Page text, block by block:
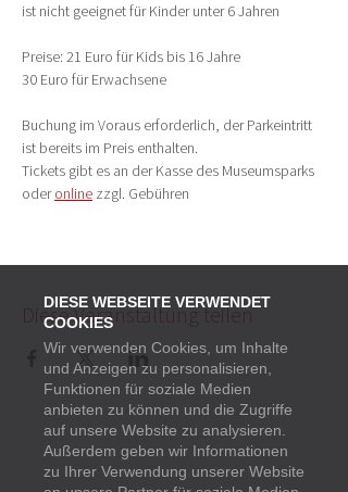
DIESE WEBSEITE VERWENDET
COOKIES
Wir verwenden Cookies, um Inhalte
und Anzeigen zu personalisieren,
Funktionen für soziale Medien
anbieten zu können und die Zugriffe
auf unsere Website zu analysieren.
Außerdem geben wir Informationen
zu Ihrer Verwendung unserer Website
ist nicht geeignet für Kinder unter 6 Jahren
Preise: 21 Euro für Kids bis 16 Jahre
30 Euro für Erwachsene
Buchung im Voraus erforderlich, der Parkeintritt
ist bereits im Preis enthalten.
Tickets gibt es an der Kasse des Museumsparks
oder online zzgl. Gebühren
Diese Veranstaltung teilen
Startseite
Termine